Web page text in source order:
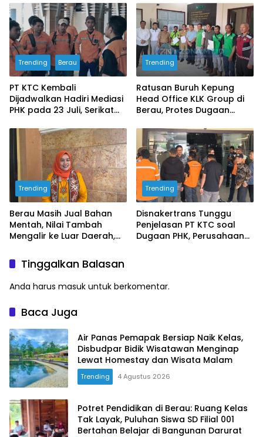
Wisata Malam
Bangunan Darurat
Trending Berau
PT KTC Kembali
Dijadwalkan Hadiri Mediasi
PHK pada 23 Juli, Serikat
Besar Jika Manajemen
Mangkir Lagi
Trending
Ratusan Buruh Kepung
Head Office KLK Group di
Berau, Protes Dugaan
dari Luar Daerah,
Pengawas Turun Selidiki 10
Hari
Trending
Berau Masih Jual Bahan
Mentah, Nilai Tambah
Mengalir ke Luar Daerah,
Hilirisasi Bergantung pada
Pelaku Usaha
Trending
Disnakertrans Tunggu
Penjelasan PT KTC soal
Dugaan PHK, Perusahaan
Tinggalkan Balasan
Anda harus masuk untuk berkomentar.
Baca Juga
Air Panas Pemapak Bersiap Naik Kelas,
Disbudpar Bidik Wisatawan Menginap
Lewat Homestay dan Wisata Malam
Trending 4 Agustus 2026
Potret Pendidikan di Berau: Ruang Kelas
Tak Layak, Puluhan Siswa SD Filial 001
Bertahan Belajar di Bangunan Darurat